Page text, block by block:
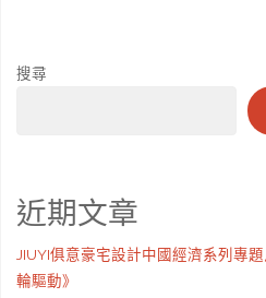
搜尋
近期文章
JIUYI俱意豪宅設計中國經濟系列專
輪驅動》